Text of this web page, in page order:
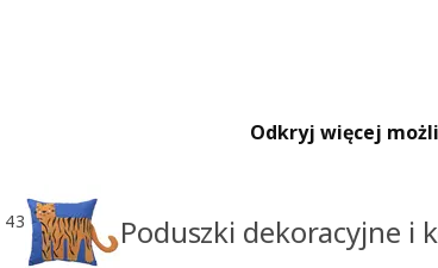
Odkryj więcej
43 Poduszki dekoracyjne i